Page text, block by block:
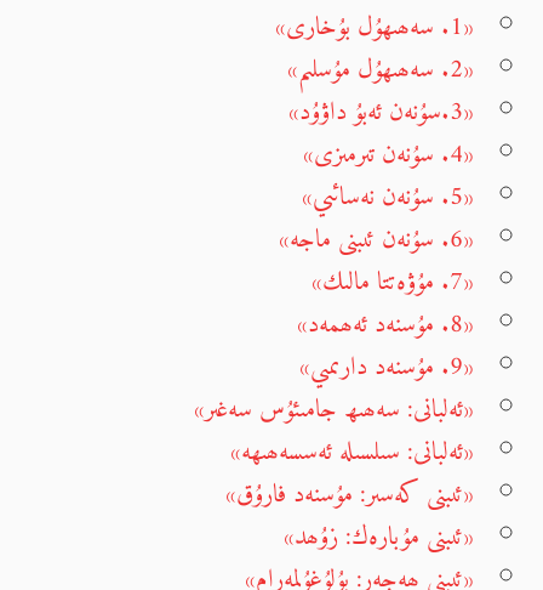
«1. سەھىھۇل بۇخارى»
«2. سەھىھۇل مۇسلىم»
«3.سۇنەن ئەبۇ داۋۇد»
«4. سۇنەن تىرمىزى»
«5. سۇنەن نەسائىي»
«6. سۇنەن ئىبنى ماجە»
«7. مۇۋەتتا مالىك»
«8. مۇسنەد ئەھمەد»
«9. مۇسنەد دارىمىي»
«ئەلبانى: سەھىھ جامىئۇس سەغىر»
«ئەلبانى: سىلسىلە ئەسسەھىھە»
«ئىبنى كەسىر: مۇسنەد فارۇق»
«ئىبنى مۇبارەك: زۇھد»